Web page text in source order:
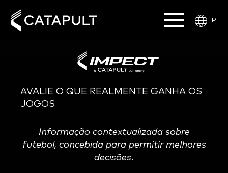
PT
AVALIE O QUE REALMENTE GANHA OS
JOGOS
Informação contextualizada sobre
futebol, concebida para permitir melhores
decisões.